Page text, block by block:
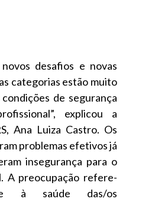
desafios e novas
categorias estão muito
de segurança
explicou a
Ana Luiza Castro. Os
problemas efetivos já
insegurança para o
A preocupação refere-
à saúde das/os